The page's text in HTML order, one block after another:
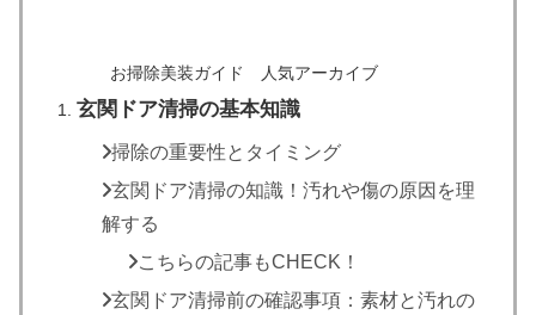
お掃除美装ガイド 人気アーカイブ
玄関ドア清掃の基本知識
掃除の重要性とタイミング
玄関ドア清掃の知識！汚れや傷の原因を理
解する
こちらの記事もCHECK！
玄関ドア清掃前の確認事項：素材と汚れの